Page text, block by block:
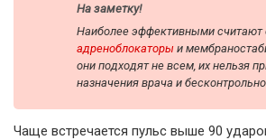
На заметку!
Наиболее эффективными считают
адреноблокаторы и
они подходят не всем, их нельзя
назначения врача и бесконтрольно.
Чаще встречается пульс выше 90